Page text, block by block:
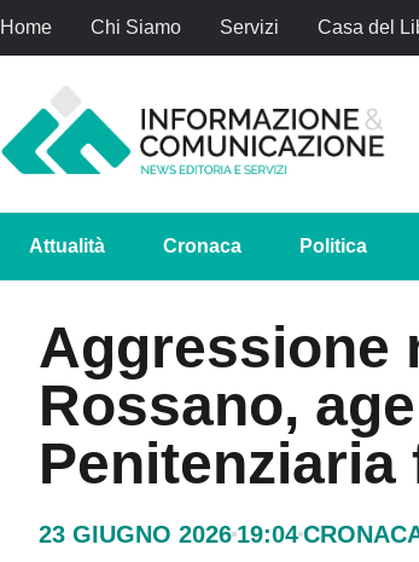
Home Chi Siamo Servizi Casa del
Attualità Cronaca Politica
Aggressione
Rossano,
Penitenziaria
23 GIUGNO 2026 19:04